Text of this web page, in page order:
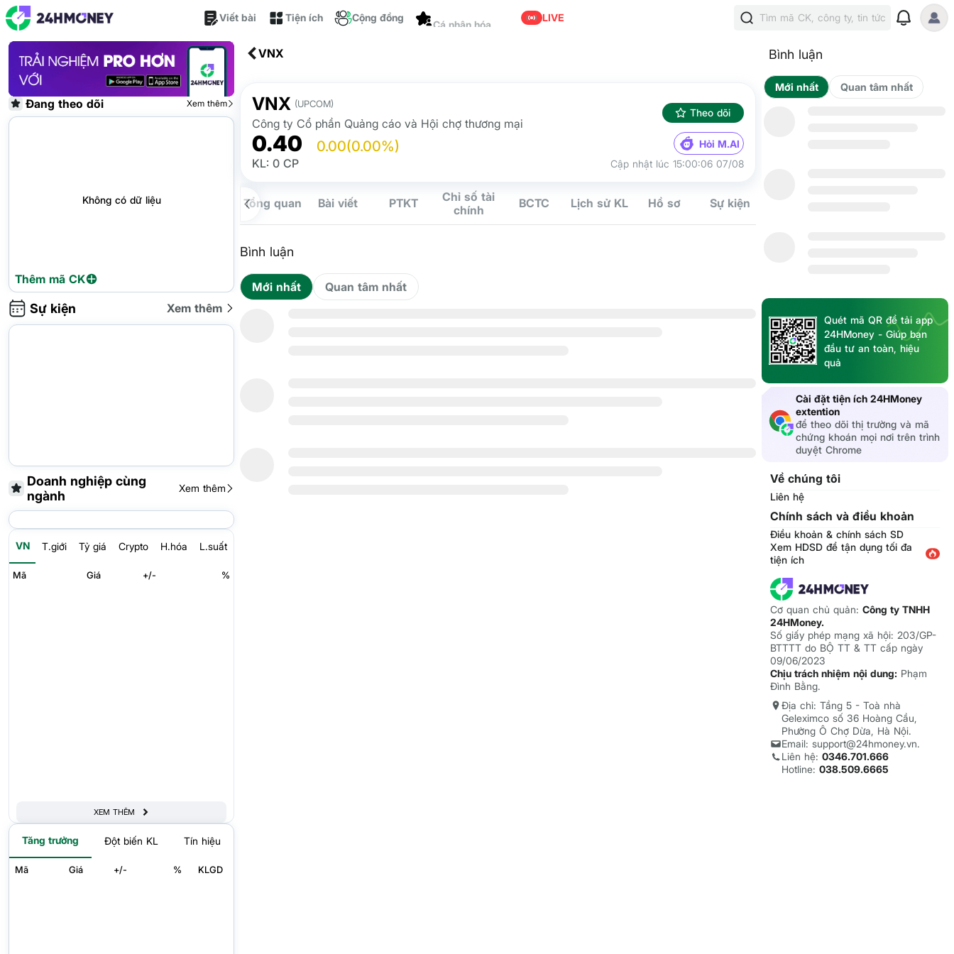
Viết bài Tiện ích
Cộng đồng
LIVE Tìm mã CK, công ty, tin tức
Đang theo dõi Xem thêm
Không có dữ liệu
Thêm mã CK
Sự kiện Xem thêm
Doanh nghiệp cùng
ngành
Xem thêm
VN T.giới Tỷ giá Crypto H.hóa L.suất
Mã Giá +/- %
XEM THÊM
Tăng trưởng Đột biến KL Tín hiệu
Mã Giá +/- % KLGD
VNX
VNX (UPCOM)
Công ty Cổ phần Quảng cáo và Hội chợ thương mại
Theo dõi
0.40 0.00(0.00%) Hỏi M.AI
KL: 0 CP Cập nhật lúc 15:00:06 07/08
Tổng quan Bài viết PTKT
Chỉ số tài
chính
BCTC Lịch sử KL Hồ sơ Sự kiện
Bình luận
Quan tâm nhất
Mới nhất
Bình luận
Mới nhất
Quét mã QR để tải app
24HMoney - Giúp bạn
đầu tư an toàn, hiệu
quả
Cài đặt tiện ích 24HMoney
extention
để theo dõi thị trường và mã
chứng khoán mọi nơi trên trình
duyệt Chrome
Về chúng tôi
Liên hệ
Chính sách và điều khoản
Điều khoản & chính sách SD
Xem HDSD để tận dụng tối đa
tiện ích
Cơ quan chủ quản: Công ty TNHH
24HMoney.
Số giấy phép mạng xã hội: 203/GP-
BTTTT do BỘ TT & TT cấp ngày
09/06/2023
Chịu trách nhiệm nội dung: Phạm
Đình Bằng.
Địa chỉ: Tầng 5 - Toà nhà
Geleximco số 36 Hoàng Cầu,
Phường Ô Chợ Dừa, Hà Nội.
Email: support@24hmoney.vn.
Liên hệ: 0346.701.666
Hotline: 038.509.6665